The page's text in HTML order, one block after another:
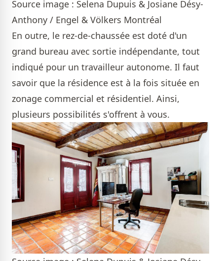
Source image : Selena Dupuis & Josiane Désy-
Anthony / Engel & Völkers Montréal
En outre, le rez-de-chaussée est doté d'un
grand bureau avec sortie indépendante, tout
indiqué pour un travailleur autonome. Il faut
savoir que la résidence est à la fois située en
zonage commercial et résidentiel. Ainsi,
plusieurs possibilités s'offrent à vous.